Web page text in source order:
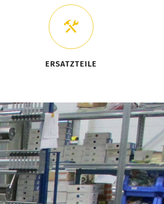
ERSATZTEILE